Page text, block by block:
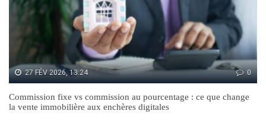
27 FÉV 2026, 13:24 0
Commission fixe vs commission au pourcentage : ce que change
la vente immobilière aux enchères digitales